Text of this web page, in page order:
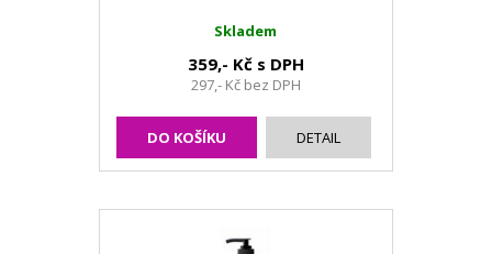
Skladem
359,- Kč s DPH
297,- Kč bez DPH
DO KOŠÍKU DETAIL